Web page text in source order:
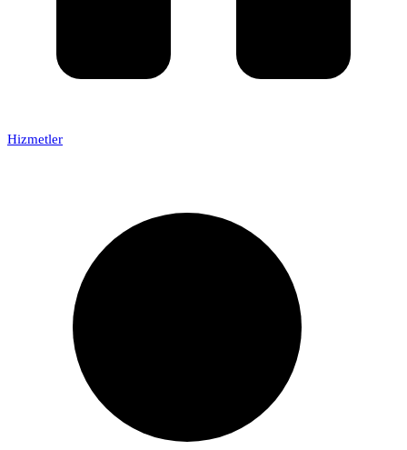
Hizmetler